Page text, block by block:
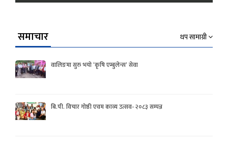
समाचार थप सामाग्री
वालिङमा सुरु भयो ‘कृषि एम्बुलेन्स’ सेवा
बि.पी. विचार गोष्ठी एवम काव्य उत्सव- २०८३ सम्पन्न